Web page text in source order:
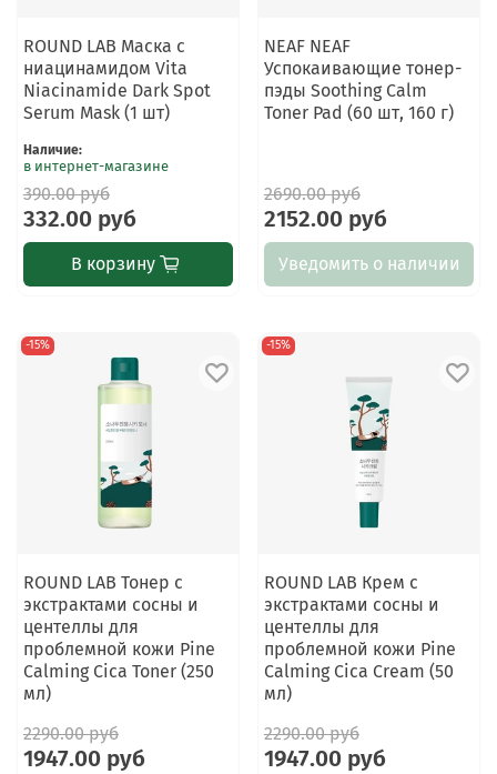
ROUND LAB Маска с
ниацинамидом Vita
Niacinamide Dark Spot
Serum Mask (1 шт)
Наличие:
в интернет-магазине
390.00 руб
332.00 руб
В корзину
NEAF NEAF
Успокаивающие тонер-
пэды Soothing Calm
Toner Pad (60 шт, 160 г)
2690.00 руб
2152.00 руб
Уведомить о наличии
-15%
ROUND LAB Тонер с
экстрактами сосны и
центеллы для
проблемной кожи Pine
Calming Cica Toner (250
мл)
2290.00 руб
1947.00 руб
-15%
ROUND LAB Крем с
экстрактами сосны и
центеллы для
проблемной кожи Pine
Calming Cica Cream (50
мл)
2290.00 руб
1947.00 руб